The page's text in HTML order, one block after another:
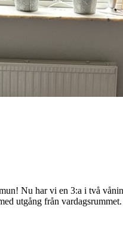
Nu har vi en 3:a i två
utgång från